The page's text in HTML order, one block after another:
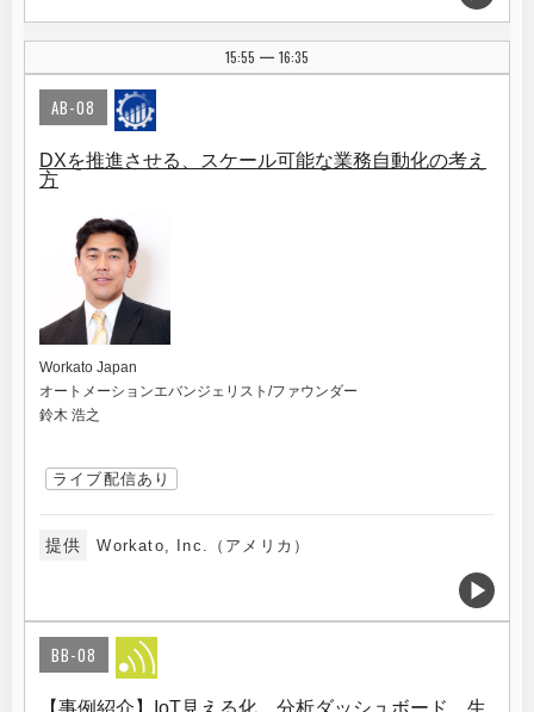
15:55 | 16:35
AB-08
DXを推進させる、スケール可能な業務自動化の考え
方
Workato Japan
オートメーションエバンジェリスト/ファウンダー
鈴木 浩之
ライブ配信あり
提供 Workato, Inc.（アメリカ）
BB-08
【事例紹介】IoT見える化、分析ダッシュボード、生